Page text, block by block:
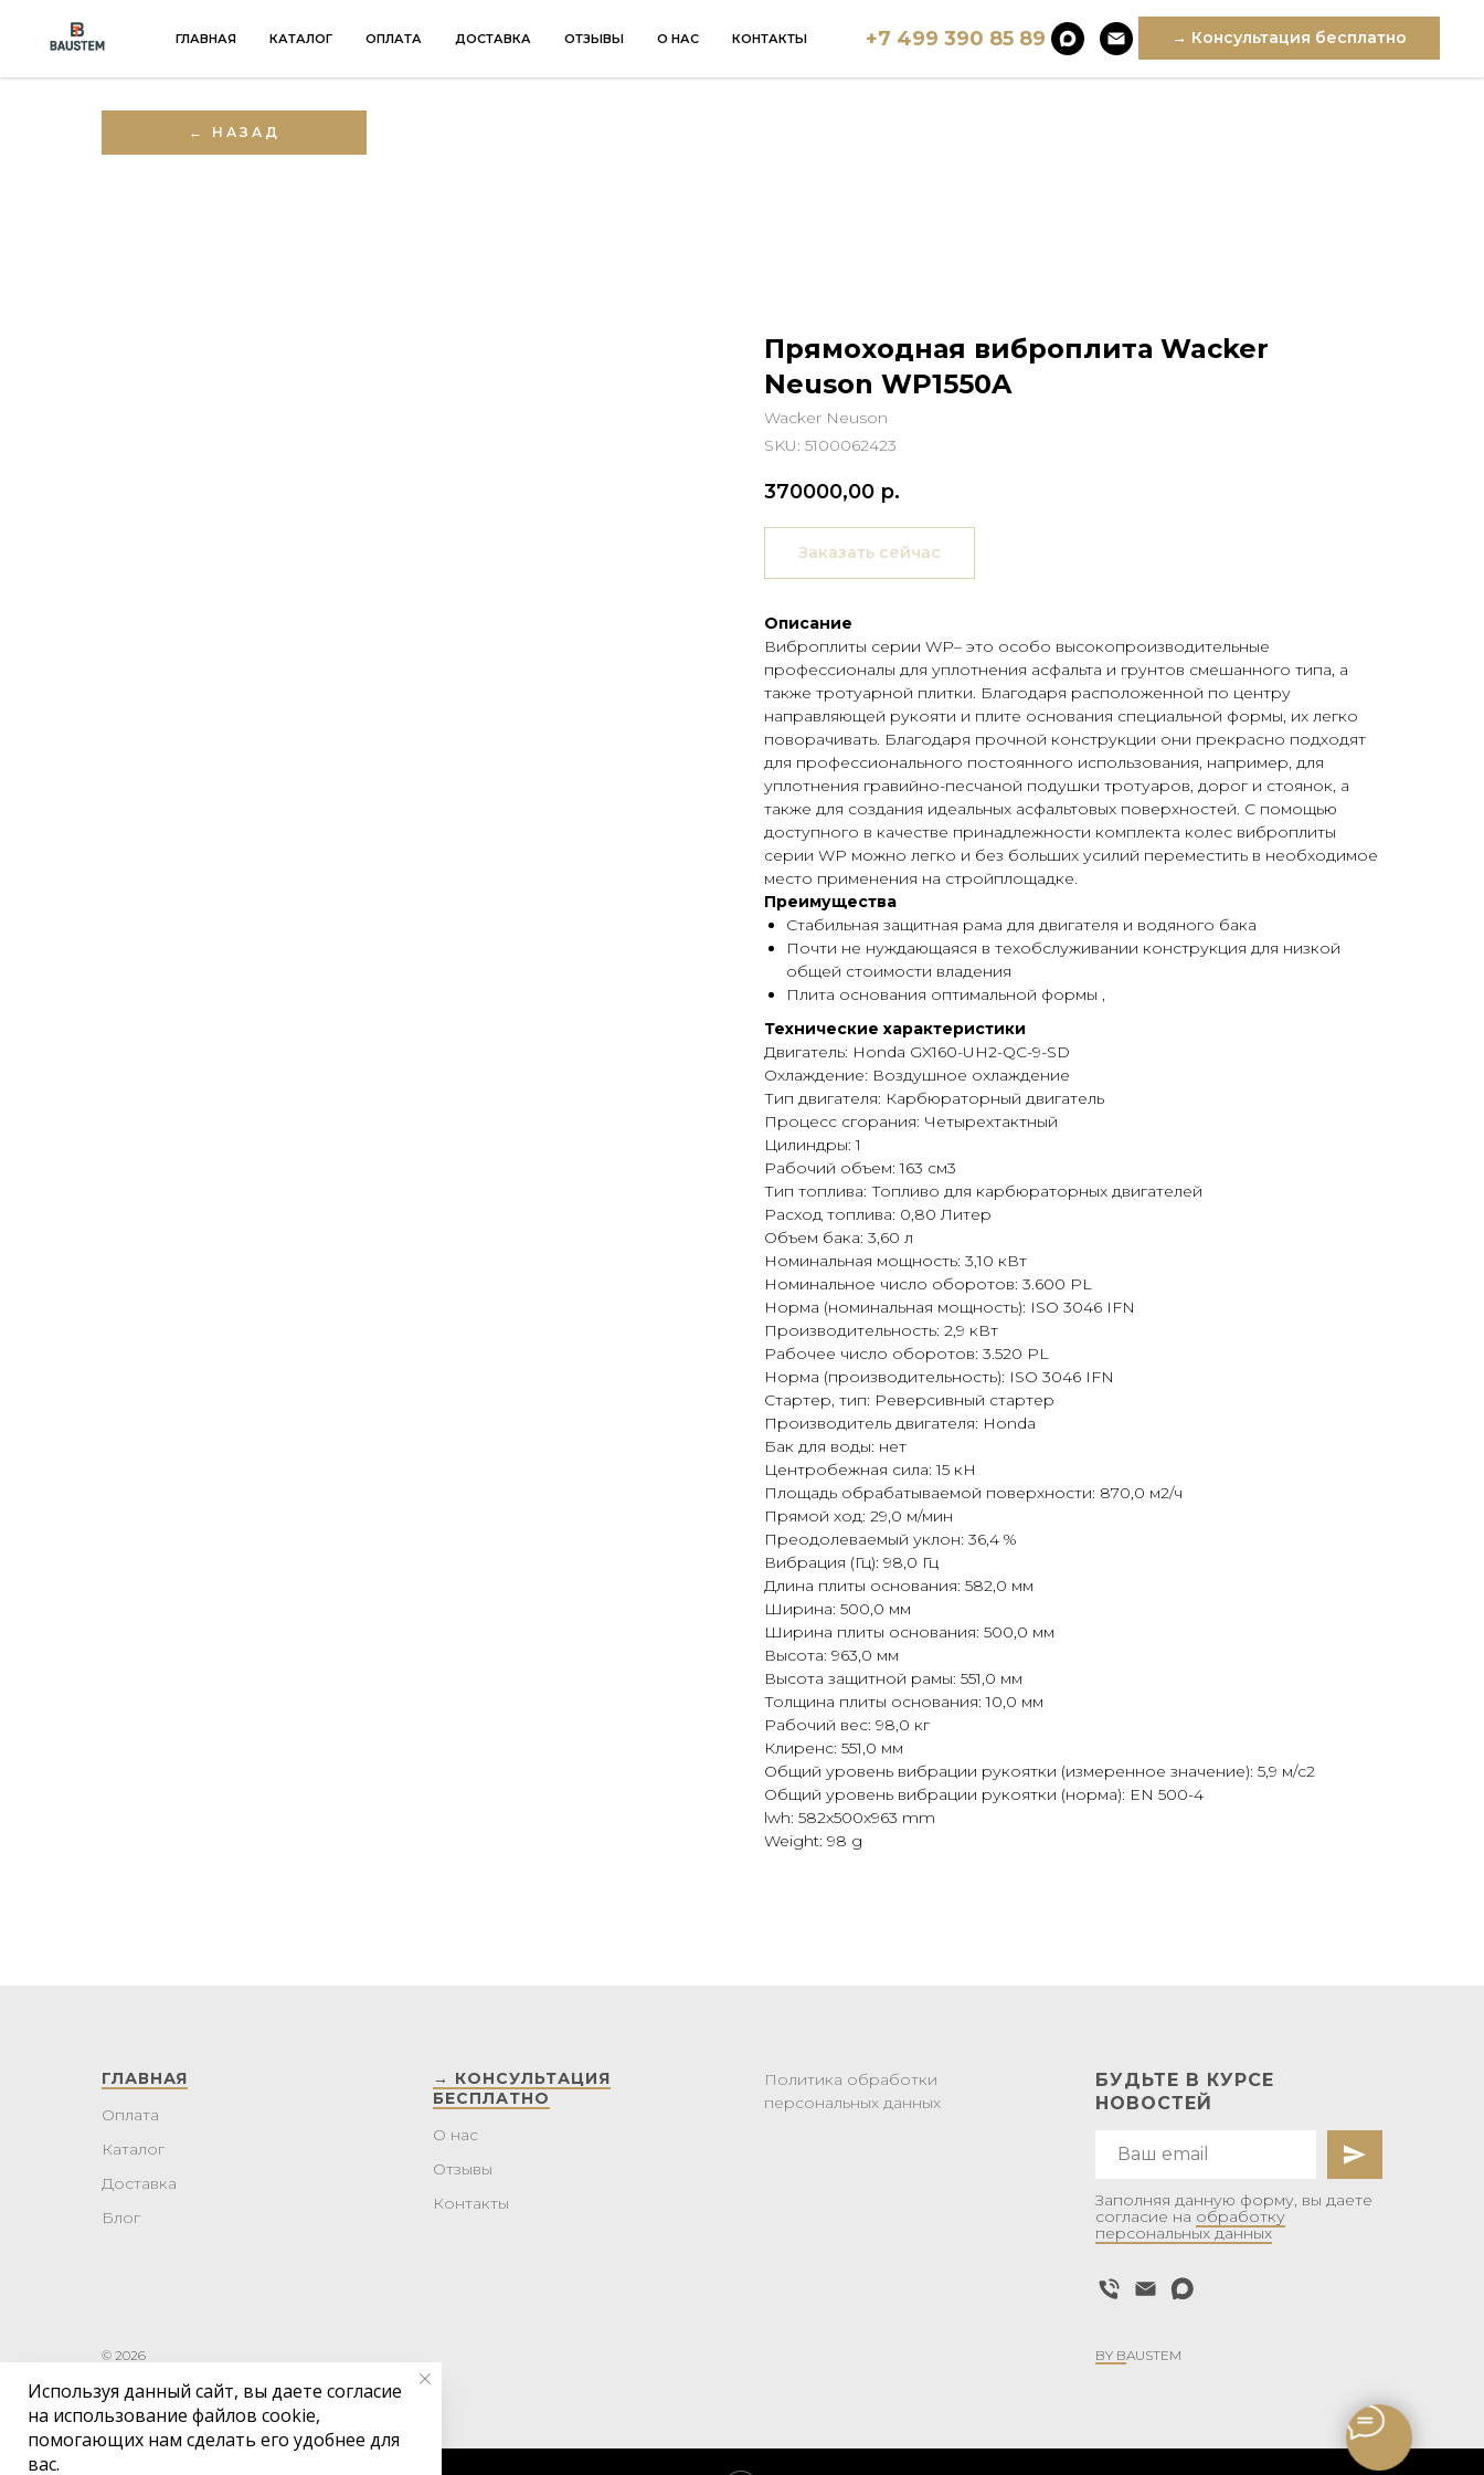
ГЛАВНАЯ КАТАЛОГ ОПЛАТА ДОСТАВКА ОТЗЫВЫ О НАС КОНТАКТЫ +7 499 390 85 89 → Консультация бесплатно
← НАЗАД
Прямоходная виброплита Wacker
Neuson WP1550A
Wacker Neuson
SKU: 5100062423
370000,00 р.
Заказать сейчас
Описание
Виброплиты серии WP– это особо высокопроизводительные
профессионалы для уплотнения асфальта и грунтов смешанного типа, а
также тротуарной плитки. Благодаря расположенной по центру
направляющей рукояти и плите основания специальной формы, их легко
поворачивать. Благодаря прочной конструкции они прекрасно подходят
для профессионального постоянного использования, например, для
уплотнения гравийно-песчаной подушки тротуаров, дорог и стоянок, а
также для создания идеальных асфальтовых поверхностей. С помощью
доступного в качестве принадлежности комплекта колес виброплиты
серии WP можно легко и без больших усилий переместить в необходимое
место применения на стройплощадке.
Преимущества
Стабильная защитная рама для двигателя и водяного бака
Почти не нуждающаяся в техобслуживании конструкция для низкой
общей стоимости владения
Плита основания оптимальной формы ,
Технические характеристики
Двигатель: Honda GX160-UH2-QC-9-SD
Охлаждение: Воздушное охлаждение
Тип двигателя: Карбюраторный двигатель
Процесс сгорания: Четырехтактный
Цилиндры: 1
Рабочий объем: 163 см3
Тип топлива: Топливо для карбюраторных двигателей
Расход топлива: 0,80 Литер
Объем бака: 3,60 л
Номинальная мощность: 3,10 кВт
Номинальное число оборотов: 3.600 PL
Норма (номинальная мощность): ISO 3046 IFN
Производительность: 2,9 кВт
Рабочее число оборотов: 3.520 PL
Норма (производительность): ISO 3046 IFN
Стартер, тип: Реверсивный стартер
Производитель двигателя: Honda
Бак для воды: нет
Центробежная сила: 15 кН
Площадь обрабатываемой поверхности: 870,0 м2/ч
Прямой ход: 29,0 м/мин
Преодолеваемый уклон: 36,4 %
Вибрация (Гц): 98,0 Гц
Длина плиты основания: 582,0 мм
Ширина: 500,0 мм
Ширина плиты основания: 500,0 мм
Высота: 963,0 мм
Высота защитной рамы: 551,0 мм
Толщина плиты основания: 10,0 мм
Рабочий вес: 98,0 кг
Клиренс: 551,0 мм
Общий уровень вибрации рукоятки (измеренное значение): 5,9 м/с2
Общий уровень вибрации рукоятки (норма): EN 500-4
lwh: 582x500x963 mm
Weight: 98 g
ГЛАВНАЯ
Оплата
Каталог
Доставка
Блог
→ КОНСУЛЬТАЦИЯ
БЕСПЛАТНО
О нас
Отзывы
Контакты
Политика обработки
персональных данных
БУДЬТЕ В КУРСЕ
НОВОСТЕЙ
Заполняя данную форму, вы даете
согласие на обработку
персональных данных
© 2026 BY BAUSTEM
Используя данный сайт, вы даете согласие
на использование файлов cookie,
помогающих нам сделать его удобнее для
вас.